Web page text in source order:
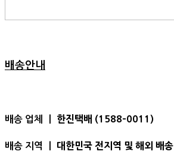
배송안내
배송 업체 ㅣ 한진택배 (1588-0011)
배송 지역 ㅣ 대한민국 전지역 및 해외 배송